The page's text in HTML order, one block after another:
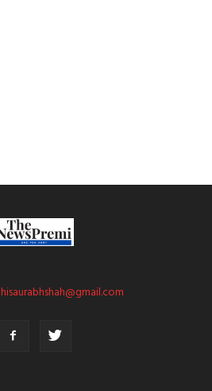
hisaurabhshah@gmail.com